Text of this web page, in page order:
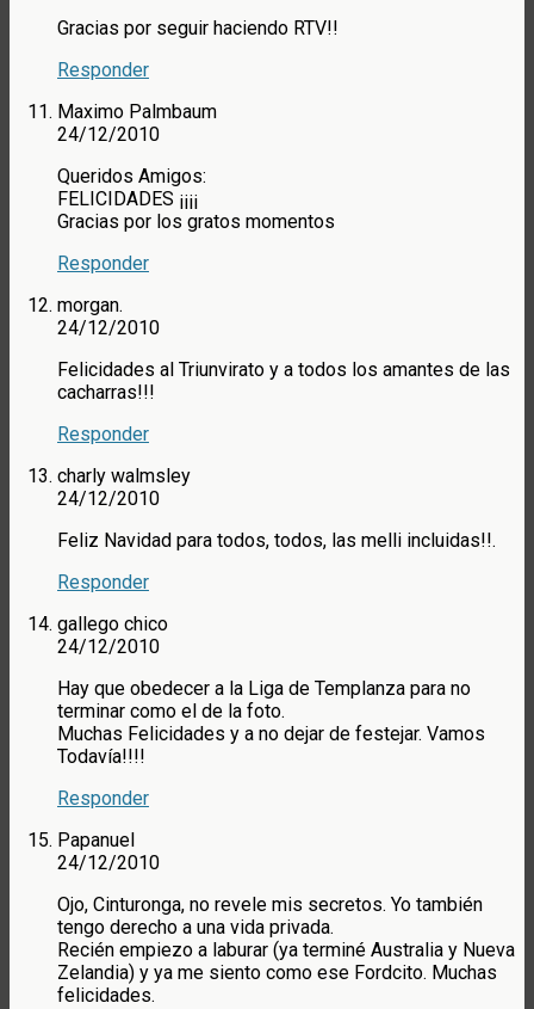
Gracias por seguir haciendo RTV!!
Responder
Maximo Palmbaum
24/12/2010
Queridos Amigos:
FELICIDADES ¡¡¡¡
Gracias por los gratos momentos
Responder
morgan.
24/12/2010
Felicidades al Triunvirato y a todos los amantes de las
cacharras!!!
Responder
charly walmsley
24/12/2010
Feliz Navidad para todos, todos, las melli incluidas!!.
Responder
gallego chico
24/12/2010
Hay que obedecer a la Liga de Templanza para no
terminar como el de la foto.
Muchas Felicidades y a no dejar de festejar. Vamos
Todavía!!!!
Responder
Papanuel
24/12/2010
Ojo, Cinturonga, no revele mis secretos. Yo también
tengo derecho a una vida privada.
Recién empiezo a laburar (ya terminé Australia y Nueva
Zelandia) y ya me siento como ese Fordcito. Muchas
felicidades.